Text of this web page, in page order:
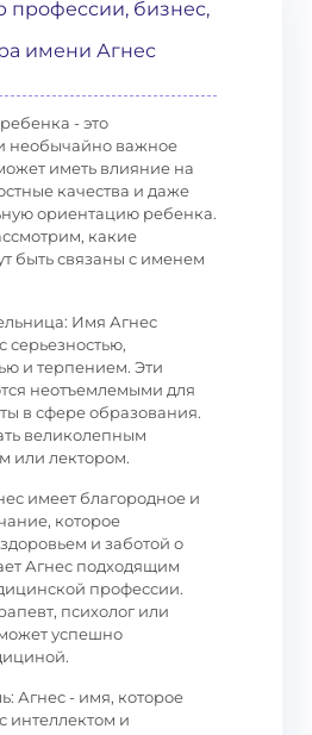
профессии, бизнес,
имени Агнес
- это
необычайно важное
иметь влияние на
качества и даже
ориентацию ребенка.
какие
быть связаны с именем
Имя Агнес
серьезностью,
и терпением. Эти
неотъемлемыми для
в сфере образования.
великолепным
или лектором.
имеет благородное и
которое
и заботой о
Агнес подходящим
профессии.
психолог или
успешно
Агнес - имя, которое
интеллектом и